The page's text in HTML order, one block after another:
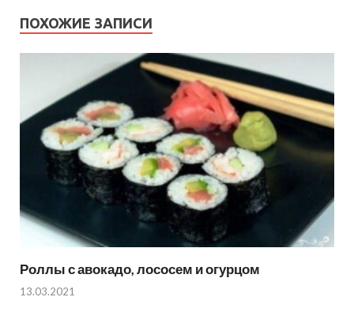
ПОХОЖИЕ ЗАПИСИ
Роллы с авокадо, лососем и огурцом
13.03.2021